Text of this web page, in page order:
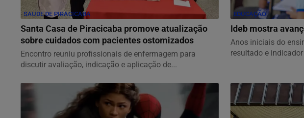
SAUDE DE PIRACICABA
Santa Casa de Piracicaba promove atualização
sobre cuidados com pacientes ostomizados
Encontro reuniu profissionais de enfermagem para
discutir avaliação, indicação e aplicação de...
EDUCAÇÃO
Ideb mostra
Anos iniciais do
resultado e